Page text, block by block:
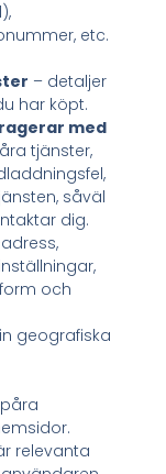
etc.
– detaljer
har köpt.
med
tjänster,
såväl
dig.
adress,
och
geografiska
relevanta